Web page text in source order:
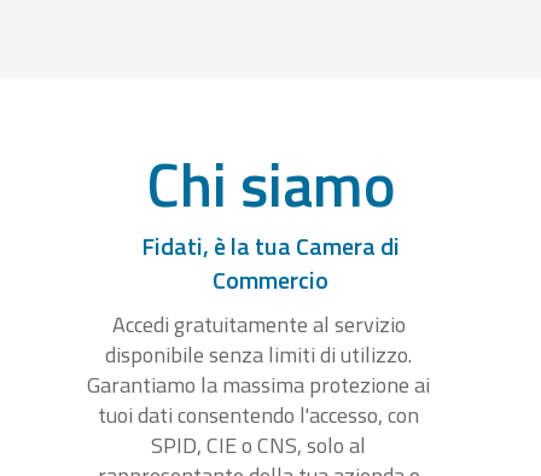
Chi siamo
Fidati, è la tua Camera di
Commercio
Accedi gratuitamente al servizio
disponibile senza limiti di utilizzo.
Garantiamo la massima protezione ai
tuoi dati consentendo l'accesso, con
SPID, CIE o CNS, solo al